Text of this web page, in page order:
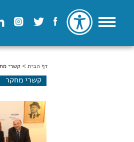
הינך נמצא כאן
דף הבית > קשרי
קשרי מחקר